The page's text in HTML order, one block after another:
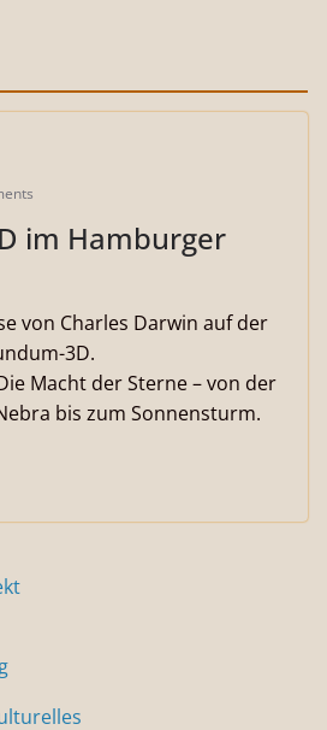
im Hamburger
von Charles Darwin auf der
3D.
Macht der Sterne – von der
bis zum Sonnensturm.